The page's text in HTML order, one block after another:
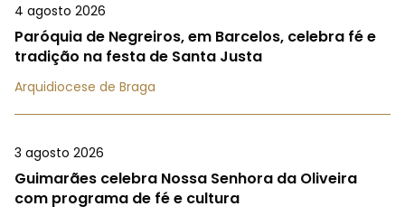
4 agosto 2026
Paróquia de Negreiros, em Barcelos, celebra fé e
tradição na festa de Santa Justa
Arquidiocese de Braga
3 agosto 2026
Guimarães celebra Nossa Senhora da Oliveira
com programa de fé e cultura